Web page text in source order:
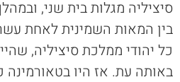
סיציליה מגלות בית שני,
כל יהודי ממלכת סיציליה,